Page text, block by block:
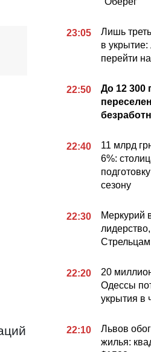
23:05
Лишь
в укрытие:
перейти
22:50
До 12 300
22:40
11 млрд
6%:
сезону
22:30
Меркурий
22:20
20
Одессы
укрытия в
22:10
Львов
жилья: